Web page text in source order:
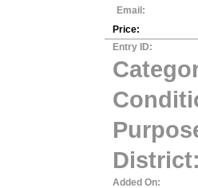
Email:
Price:
Entry ID:
Added On: